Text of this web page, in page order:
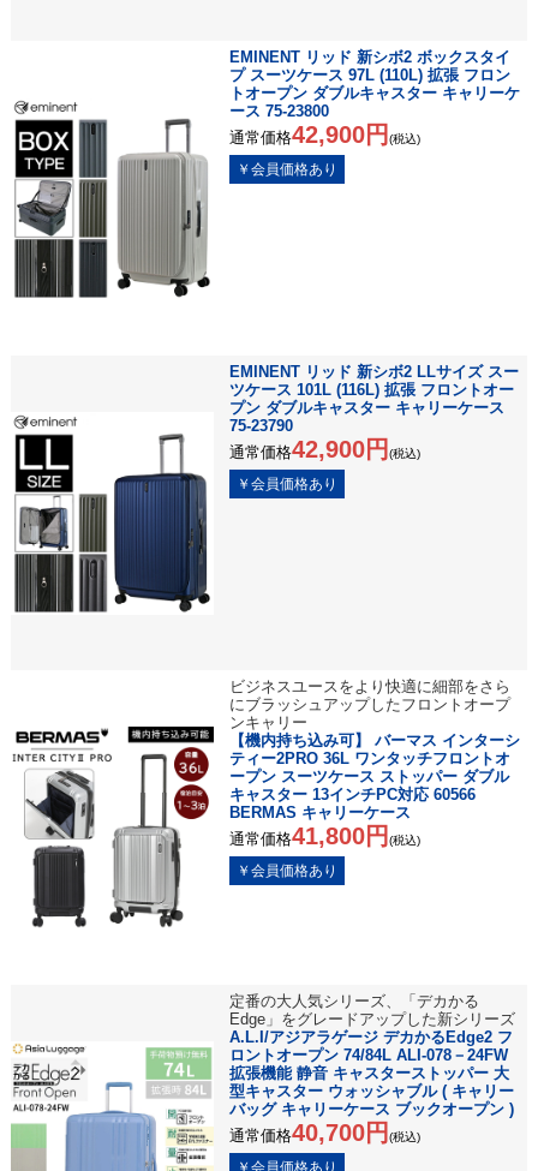
EMINENT リッド 新シボ2 ボックスタイ
プ スーツケース 97L (110L) 拡張 フロン
トオープン ダブルキャスター キャリーケ
ース 75-23800
通常価格42,900円 (税込)
EMINENT リッド 新シボ2 LLサイズ スー
ツケース 101L (116L) 拡張 フロントオー
プン ダブルキャスター キャリーケース
75-23790
通常価格42,900円 (税込)
ビジネスユースをより快適に細部をさら
にブラッシュアップしたフロントオープ
ンキャリー
【機内持ち込み可】 バーマス インターシ
ティー2PRO 36L ワンタッチフロントオ
ープン スーツケース ストッパー ダブル
キャスター 13インチPC対応 60566
BERMAS キャリーケース
通常価格41,800円 (税込)
定番の大人気シリーズ、「デカかる
Edge」をグレードアップした新シリーズ
A.L.I/アジアラゲージ デカかるEdge2 フ
ロントオープン 74/84L ALI-078－24FW
拡張機能 静音 キャスターストッパー 大
型キャスター ウォッシャブル ( キャリー
バッグ キャリーケース ブックオープン )
通常価格40,700円 (税込)